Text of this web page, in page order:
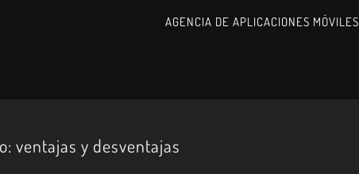
AGENCIA DE APLICACIONES MÓVILES
ventajas y desventajas